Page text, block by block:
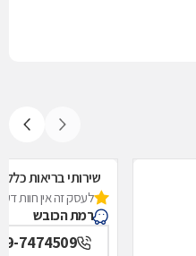
שירותי בריאות
לעסק זה אין חוות
רמת הכובש
7474509